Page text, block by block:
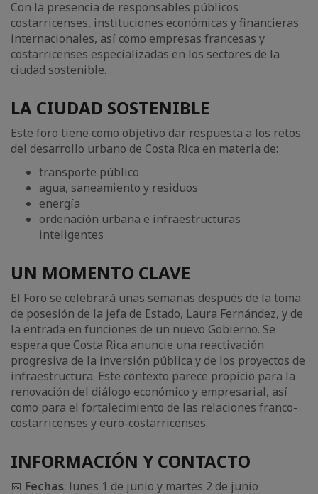
Con la presencia de responsables públicos
costarricenses, instituciones económicas y financieras
internacionales, así como empresas francesas y
costarricenses especializadas en los sectores de la
ciudad sostenible.
LA CIUDAD SOSTENIBLE
Este foro tiene como objetivo dar respuesta a los retos
del desarrollo urbano de Costa Rica en materia de:
transporte público
agua, saneamiento y residuos
energía
ordenación urbana e infraestructuras
inteligentes
UN MOMENTO CLAVE
El Foro se celebrará unas semanas después de la toma
de posesión de la jefa de Estado, Laura Fernández, y de
la entrada en funciones de un nuevo Gobierno. Se
espera que Costa Rica anuncie una reactivación
progresiva de la inversión pública y de los proyectos de
infraestructura. Este contexto parece propicio para la
renovación del diálogo económico y empresarial, así
como para el fortalecimiento de las relaciones franco-
costarricenses y euro-costarricenses.
INFORMACIÓN Y CONTACTO
📅 Fechas: lunes 1 de junio y martes 2 de junio